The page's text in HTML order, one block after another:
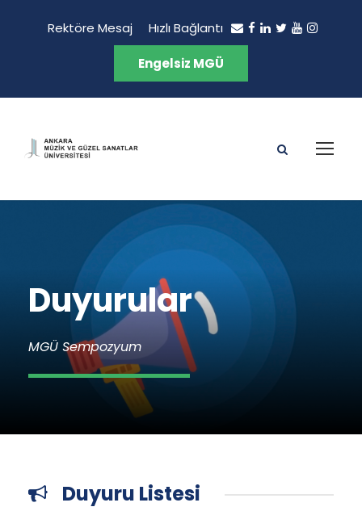
Rektöre Mesaj Hızlı Bağlantı
Engelsiz MGÜ
Duyurular
MGÜ Sempozyum
Duyuru Listesi